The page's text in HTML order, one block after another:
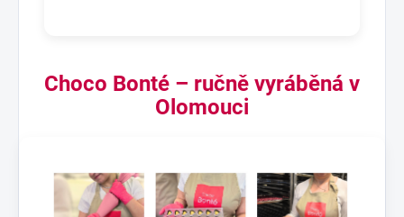
Choco Bonté – ručně vyráběná v
Olomouci